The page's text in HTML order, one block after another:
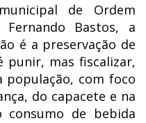
de Ordem
Fernando Bastos, a
é a preservação de
punir, mas fiscalizar,
com foco
do capacete e na
consumo de bebida